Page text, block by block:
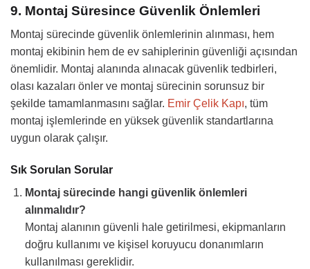
9. Montaj Süresince Güvenlik Önlemleri
Montaj sürecinde güvenlik önlemlerinin alınması, hem
montaj ekibinin hem de ev sahiplerinin güvenliği açısından
önemlidir. Montaj alanında alınacak güvenlik tedbirleri,
olası kazaları önler ve montaj sürecinin sorunsuz bir
şekilde tamamlanmasını sağlar. Emir Çelik Kapı, tüm
montaj işlemlerinde en yüksek güvenlik standartlarına
uygun olarak çalışır.
Sık Sorulan Sorular
Montaj sürecinde hangi güvenlik önlemleri
alınmalıdır?
Montaj alanının güvenli hale getirilmesi, ekipmanların
doğru kullanımı ve kişisel koruyucu donanımların
kullanılması gereklidir.